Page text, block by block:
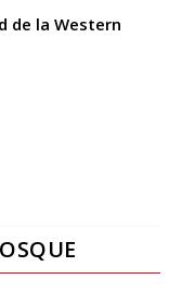
de la Western